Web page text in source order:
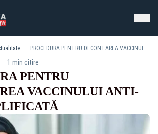
PROCEDURA PENTRU DECONTAREA VACCINULUI ANTI-HPV, SIMPLIFICATĂ
1 min citire
PENTRU
VACCINULUI ANTI-